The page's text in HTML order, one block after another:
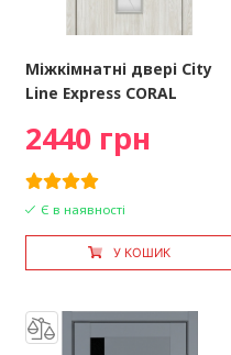
Міжкімнатні двері City
Line Express CORAL
2440 грн
Є в наявності
У КОШИК